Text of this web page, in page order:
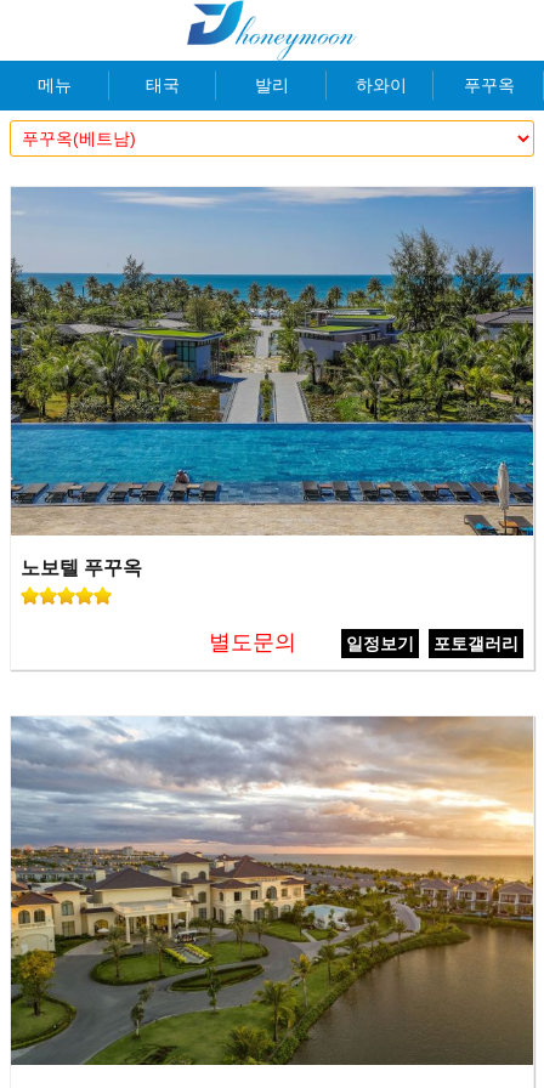
메뉴 태국 발리 하와이 푸꾸옥
노보텔 푸꾸옥
별도문의 일정보기 포토갤러리